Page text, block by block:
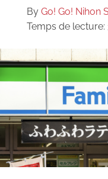
By Go! Go! Nihon
Temps de lecture: